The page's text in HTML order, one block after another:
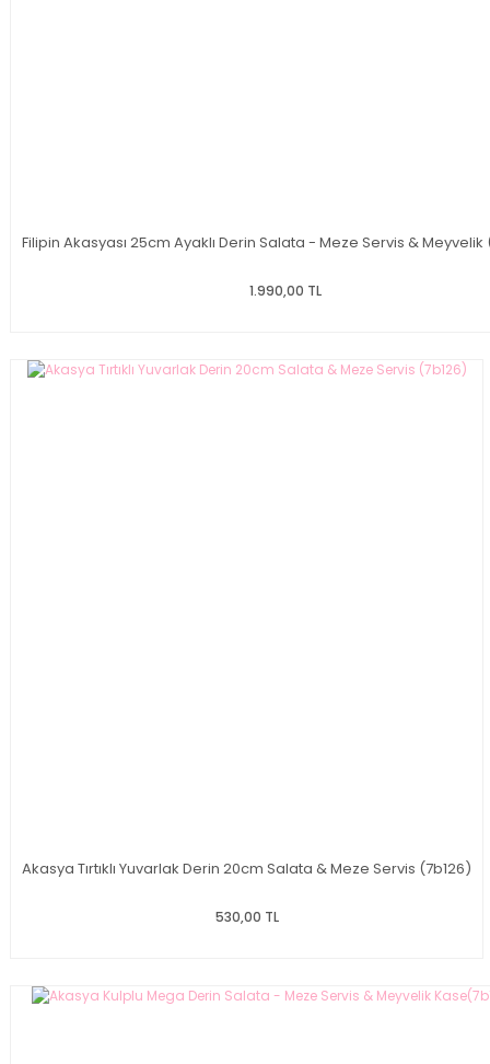
Filipin Akasyası 25cm Ayaklı Derin Salata - Meze Servis & Meyvelik
1.990,00 TL
Akasya Tırtıklı Yuvarlak Derin 20cm Salata & Meze Servis (7b126)
530,00 TL